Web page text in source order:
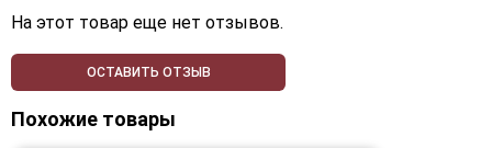
На этот товар еще нет отзывов.
ОСТАВИТЬ ОТЗЫВ
Похожие товары